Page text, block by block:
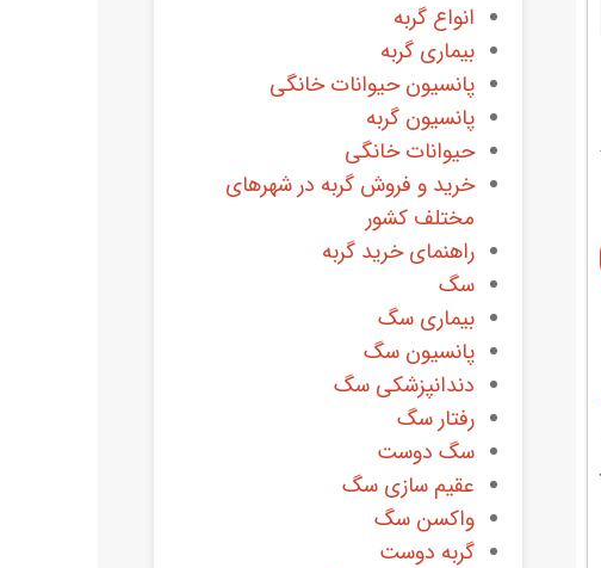
انواع گربه
بیماری گربه
پانسیون حیوانات خانگی
پانسیون گربه
حیوانات خانگی
خرید و فروش گربه در شهرهای
مختلف کشور
راهنمای خرید گربه
سگ
بیماری سگ
پانسیون سگ
دندانپزشکی سگ
رفتار سگ
سگ دوست
عقیم سازی سگ
واکسن سگ
گربه دوست